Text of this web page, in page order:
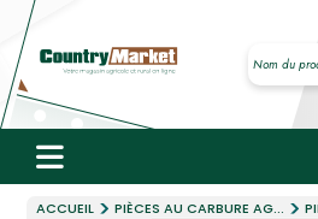
ACCUEIL PIÈCES AU CARBURE AG...